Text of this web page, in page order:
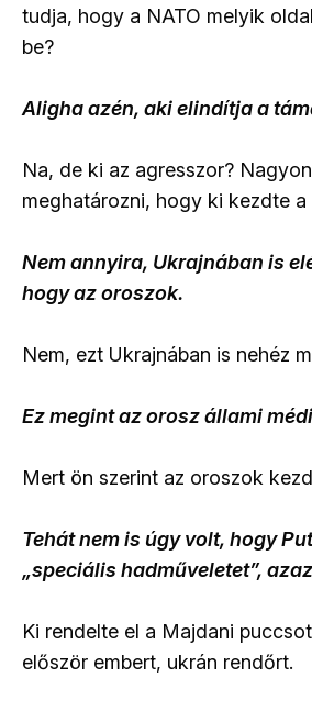
tudja, hogy a NATO melyik
be?
Aligha azén, aki elindítja a
Na, de ki az agresszor?
meghatározni, hogy ki kezdte a
Nem annyira, Ukrajnában is
hogy az oroszok.
Nem, ezt Ukrajnában is nehéz
Ez megint az orosz állami
Mert ön szerint az oroszok
Tehát nem is úgy volt, hogy
„speciális hadműveletet”,
Ki rendelte el a Majdani
először embert, ukrán rendőrt.